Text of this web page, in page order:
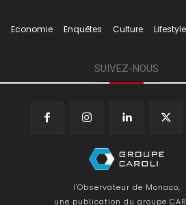
Economie Enquêtes Culture Lifestyle
SUIVEZ-NOUS
l'Observateur de Monaco,
une publication du groupe